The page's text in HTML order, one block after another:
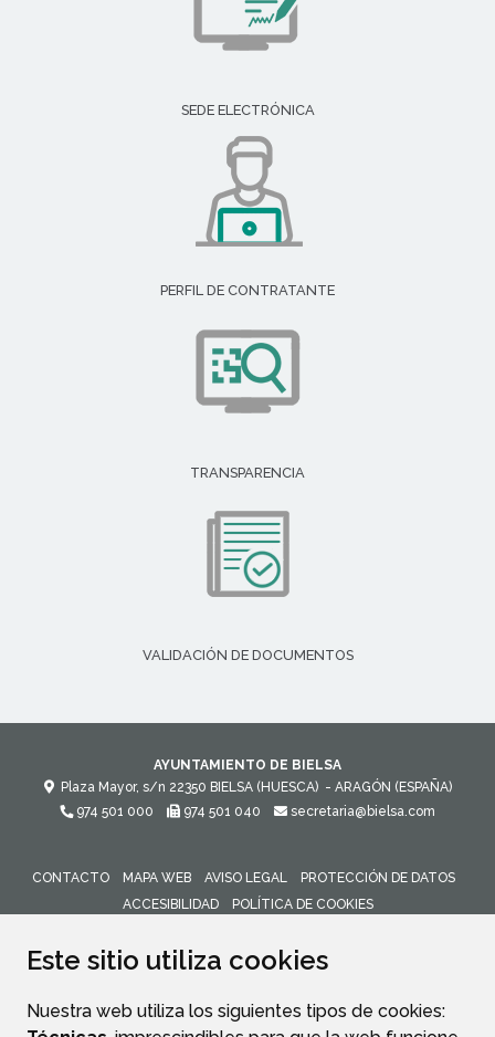
Este sitio utiliza cookies
Nuestra web utiliza los siguientes tipos de cookies:
SEDE ELECTRÓNICA
PERFIL DE CONTRATANTE
TRANSPARENCIA
VALIDACIÓN DE DOCUMENTOS
AYUNTAMIENTO DE BIELSA
Plaza Mayor, s/n 22350 BIELSA (HUESCA) - ARAGÓN (ESPAÑA)
974 501 000
974 501 040 secretaria@bielsa.com
CONTACTO MAPA WEB AVISO LEGAL
PROTECCIÓN DE DATOS
ACCESIBILIDAD
POLÍTICA DE COOKIES